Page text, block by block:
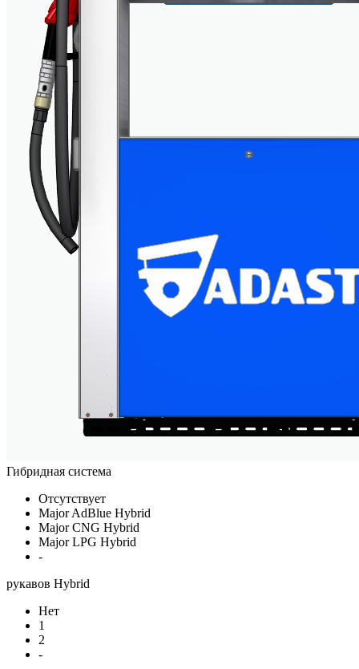
Гибридная система
Отсутствует
Major AdBlue Hybrid
Major CNG Hybrid
Major LPG Hybrid
-
рукавов Hybrid
Нет
1
2
-